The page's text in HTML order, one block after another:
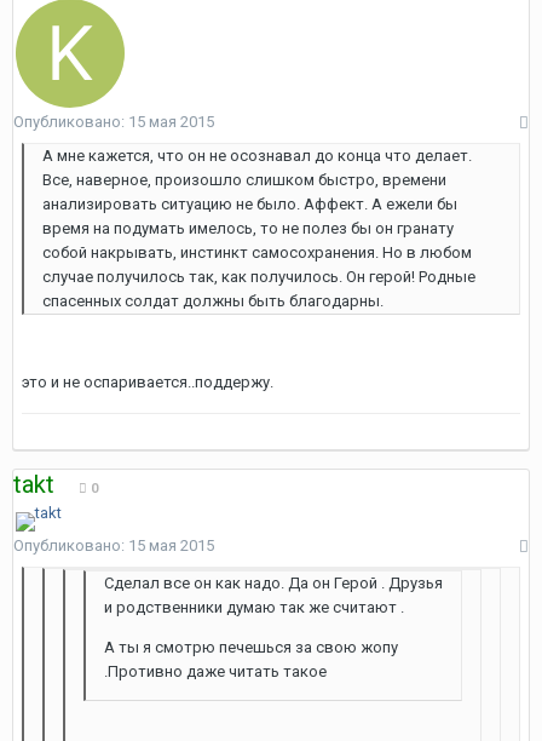
Опубликовано: 15 мая 2015
А мне кажется, что он не осознавал до конца что делает.
Все, наверное, произошло слишком быстро, времени
анализировать ситуацию не было. Аффект. А ежели бы
время на подумать имелось, то не полез бы он гранату
собой накрывать, инстинкт самосохранения. Но в любом
случае получилось так, как получилось. Он герой! Родные
спасенных солдат должны быть благодарны.
это и не оспаривается..поддержу.
takt 0
Опубликовано: 15 мая 2015
Сделал все он как надо. Да он Герой . Друзья
и родственники думаю так же считают .
А ты я смотрю печешься за свою жопу
.Противно даже читать такое